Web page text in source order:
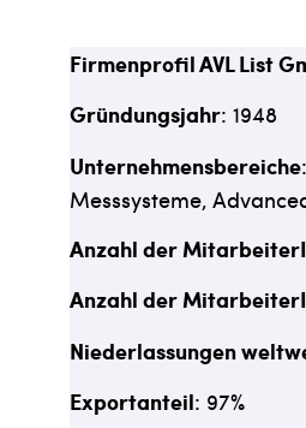
Firmenprofil AVL List
Gründungsjahr: 1948
Unternehmensbereiche
Messsysteme,
Anzahl der
Anzahl der
Niederlassungen
Exportanteil: 97%